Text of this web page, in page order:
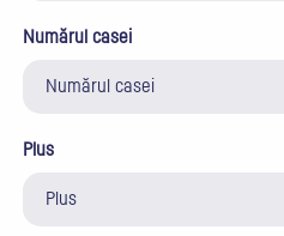
Numărul casei
Plus